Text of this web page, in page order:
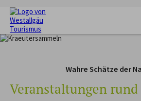
FERIENORTE
UNTERKÜNFTE
Wahre Schätze der
Veranstaltungen